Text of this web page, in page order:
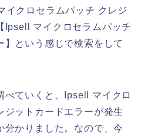
クロセラムパッチ クレジ
マイクロセラムパッチ
という感じで検索をして
べていくと、Ipsell マイクロ
ジットカードエラーが発生
分かりました。なので、今